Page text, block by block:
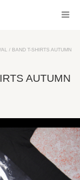
/ BAND T-SHIRTS AUTUMN
AUTUMN